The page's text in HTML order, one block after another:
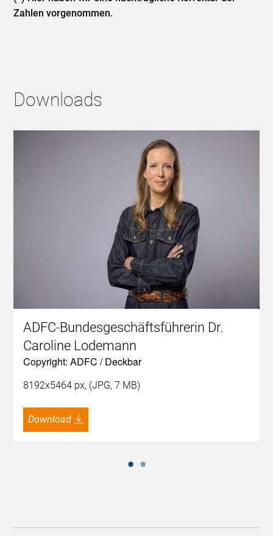
Zahlen vorgenommen.
Downloads
ADFC-Bundesgeschäftsführerin Dr.
Caroline Lodemann
Copyright: ADFC / Deckbar
8192x5464 px, (JPG, 7 MB)
Download